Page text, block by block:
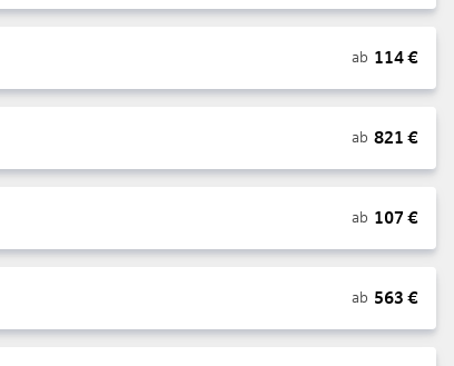
ab 114€
ab 821 €
ab 107 €
ab 563 €